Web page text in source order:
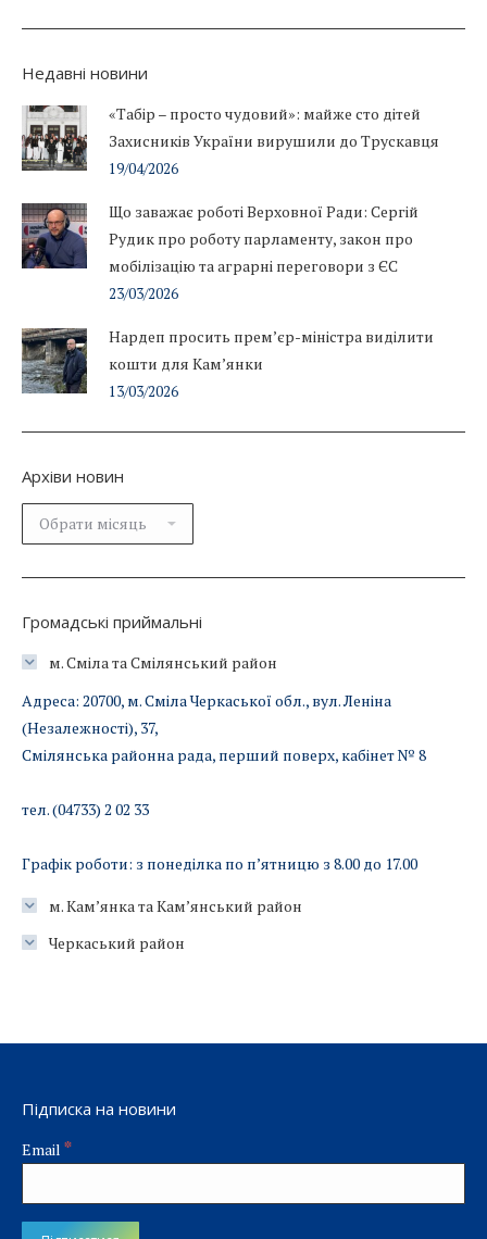
Недавні новини
«Табір – просто чудовий»: майже сто дітей
Захисників України вирушили до Трускавця
19/04/2026
Що заважає роботі Верховної Ради: Сергій
Рудик про роботу парламенту, закон про
мобілізацію та аграрні переговори з ЄС
23/03/2026
Нардеп просить прем’єр-міністра виділити
кошти для Кам’янки
13/03/2026
Архіви новин
Архіви
новин
Громадські приймальні
м. Сміла та Смілянський район
Адреса: 20700, м. Сміла Черкаської обл., вул. Леніна
(Незалежності), 37,
Смілянська районна рада, перший поверх, кабінет № 8
тел. (04733) 2 02 33
Графік роботи: з понеділка по п’ятницю з 8.00 до 17.00
м. Кам’янка та Кам’янський район
Черкаський район
Підписка на новини
Email *